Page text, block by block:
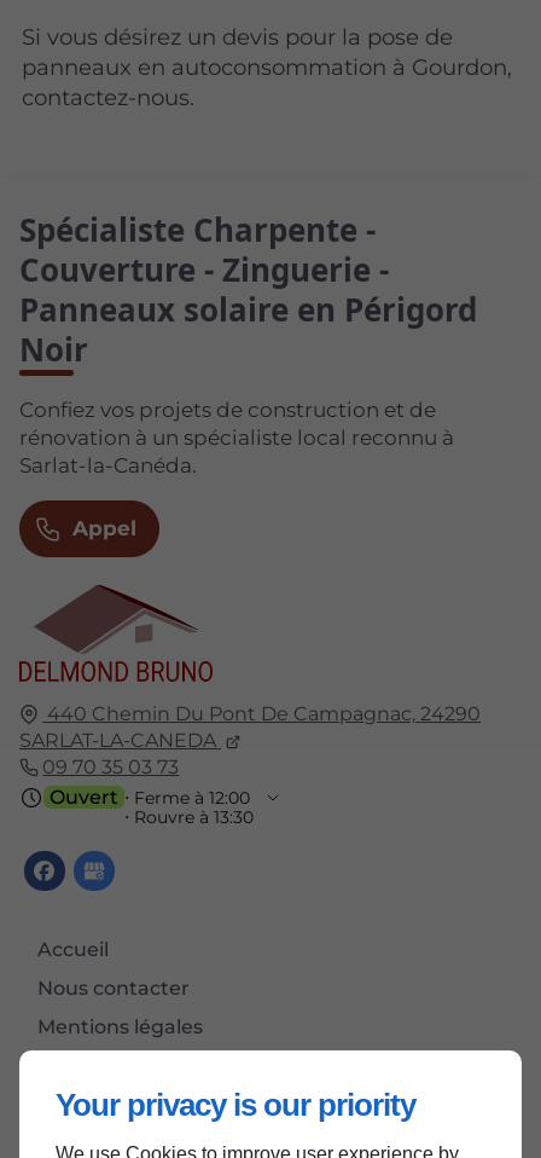
Your privacy is our priority
We use Cookies to improve user experience by
Si vous désirez un devis pour la pose de
panneaux en autoconsommation à Gourdon,
contactez-nous.
440 Chemin Du Pont De Campagnac, 24290
SARLAT-LA-CANEDA
09 70 35 03 73
Ouvert ⋅ Ferme à 12:00
⋅ Rouvre à 13:30
Accueil
Nous contacter
Mentions légales
Spécialiste Charpente -
Couverture - Zinguerie -
Panneaux solaire en Périgord
Noir
Confiez vos projets de construction et de
rénovation à un spécialiste local reconnu à
Sarlat-la-Canéda.
Appel